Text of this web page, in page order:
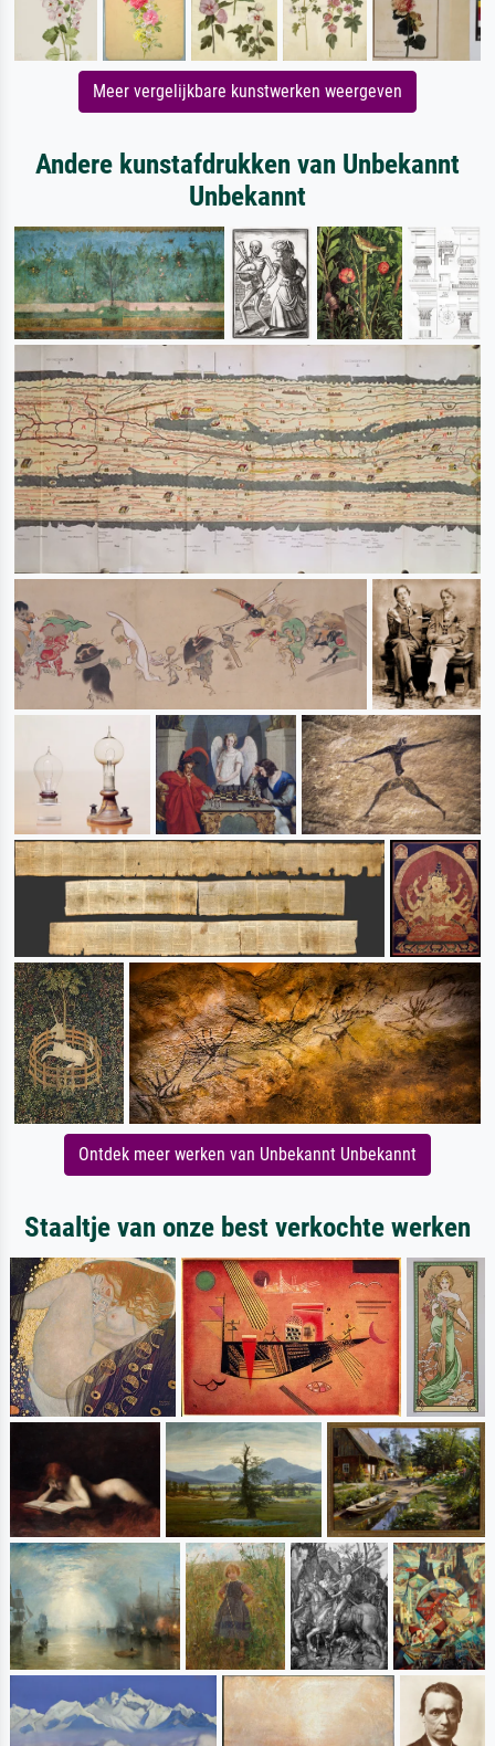
Meer vergelijkbare kunstwerken weergeven
Andere kunstafdrukken van Unbekannt
Unbekannt
Ontdek meer werken van Unbekannt Unbekannt
Staaltje van onze best verkochte werken